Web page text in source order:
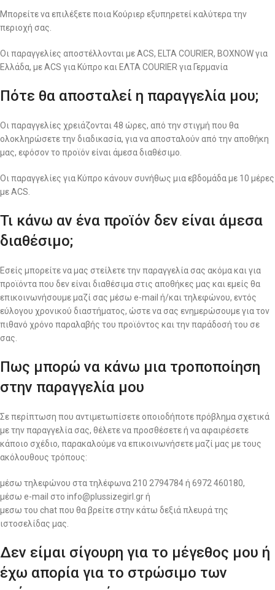
Μπορείτε να επιλέξετε ποια Κούριερ εξυπηρετεί καλύτερα την
περιοχή σας.
Οι παραγγελίες αποστέλλονται με ACS, ELTA COURIER, BOXNOW για
Ελλάδα, με ACS για Κύπρο και ΕΛΤΑ COURIER για Γερμανία
Πότε θα αποσταλεί η παραγγελία μου;
Οι παραγγελίες χρειάζονται 48 ώρες, από την στιγμή που θα
ολοκληρώσετε την διαδικασία, για να αποσταλούν από την αποθήκη
μας, εφόσον το προϊόν είναι άμεσα διαθέσιμο.
Οι παραγγελίες για Κύπρο κάνουν συνήθως μια εβδομάδα με 10 μέρες
με ACS.
Τι κάνω αν ένα προϊόν δεν είναι άμεσα
διαθέσιμο;
Εσείς μπορείτε να μας στείλετε την παραγγελία σας ακόμα και για
προϊόντα που δεν είναι διαθέσιμα στις αποθήκες μας και εμείς θα
επικοινωνήσουμε μαζί σας μέσω e-mail ή/και τηλεφώνου, εντός
εύλογου χρονικού διαστήματος, ώστε να σας ενημερώσουμε για τον
πιθανό χρόνο παραλαβής του προϊόντος και την παράδοσή του σε
σας.
Πως μπορώ να κάνω μια τροποποίηση
στην παραγγελία μου
Σε περίπτωση που αντιμετωπίσετε οποιοδήποτε πρόβλημα σχετικά
με την παραγγελία σας, θέλετε να προσθέσετε ή να αφαιρέσετε
κάποιο σχέδιο, παρακαλούμε να επικοινωνήσετε μαζί μας με τους
ακόλουθους τρόπους:
μέσω τηλεφώνου στα τηλέφωνα 210 2794784 ή 6972 460180,
μέσω e-mail στο info@plussizegirl.gr ή
μεσω του chat που θα βρείτε στην κάτω δεξιά πλευρά της
ιστοσελίδας μας.
Δεν είμαι σίγουρη για το μέγεθος μου ή
έχω απορία για το στρώσιμο των